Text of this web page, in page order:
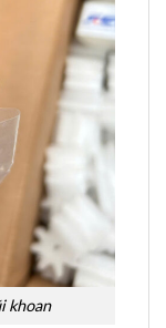
khoan